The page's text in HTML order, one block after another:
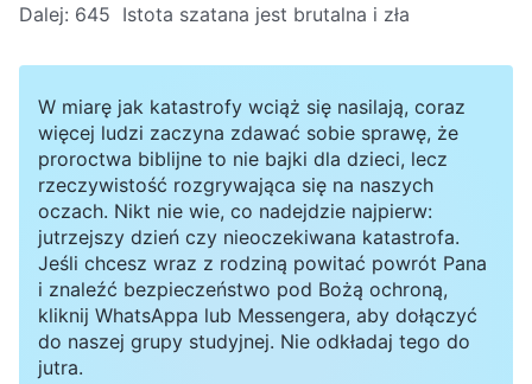
Dalej: 645 Istota szatana jest brutalna i zła
W miarę jak katastrofy wciąż się nasilają, coraz
więcej ludzi zaczyna zdawać sobie sprawę, że
proroctwa biblijne to nie bajki dla dzieci, lecz
rzeczywistość rozgrywająca się na naszych
oczach. Nikt nie wie, co nadejdzie najpierw:
jutrzejszy dzień czy nieoczekiwana katastrofa.
Jeśli chcesz wraz z rodziną powitać powrót Pana
i znaleźć bezpieczeństwo pod Bożą ochroną,
kliknij WhatsAppa lub Messengera, aby dołączyć
do naszej grupy studyjnej. Nie odkładaj tego do
jutra.